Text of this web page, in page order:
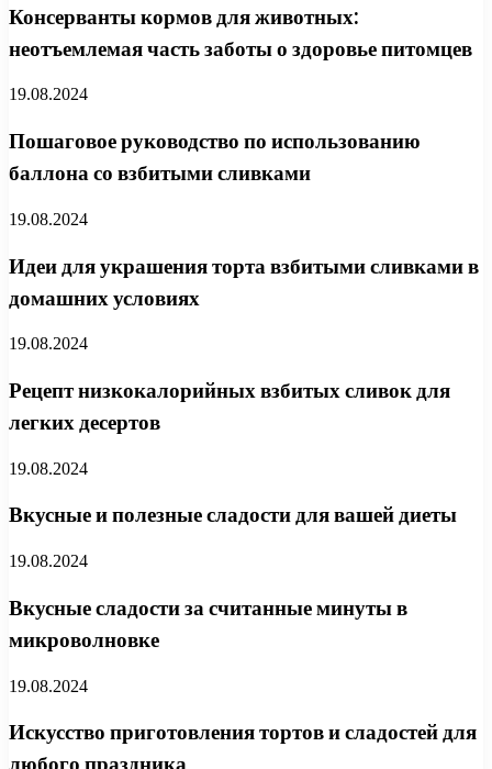
Консерванты кормов для животных:
неотъемлемая часть заботы о здоровье питомцев
19.08.2024
Пошаговое руководство по использованию
баллона со взбитыми сливками
19.08.2024
Идеи для украшения торта взбитыми сливками в
домашних условиях
19.08.2024
Рецепт низкокалорийных взбитых сливок для
легких десертов
19.08.2024
Вкусные и полезные сладости для вашей диеты
19.08.2024
Вкусные сладости за считанные минуты в
микроволновке
19.08.2024
Искусство приготовления тортов и сладостей для